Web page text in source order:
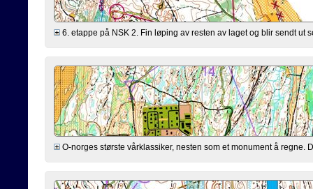
6. etappe på NSK 2. Fin løping av resten av laget og blir sendt ut
O-norges største vårklassiker, nesten som et monument å